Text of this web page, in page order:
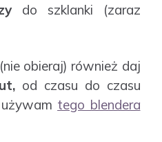
do szklanki (zaraz
obieraj) również daj
od czasu do czasu
tego blendera